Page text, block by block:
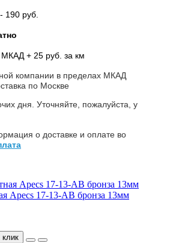
- 190 руб.
МКАД + 25 руб. за км
компании в пределах МКАД
по Москве
дня. Уточняйте, пожалуйста, у
о доставке и оплате во
Apecs 17-13-AB бронза 13мм
клик